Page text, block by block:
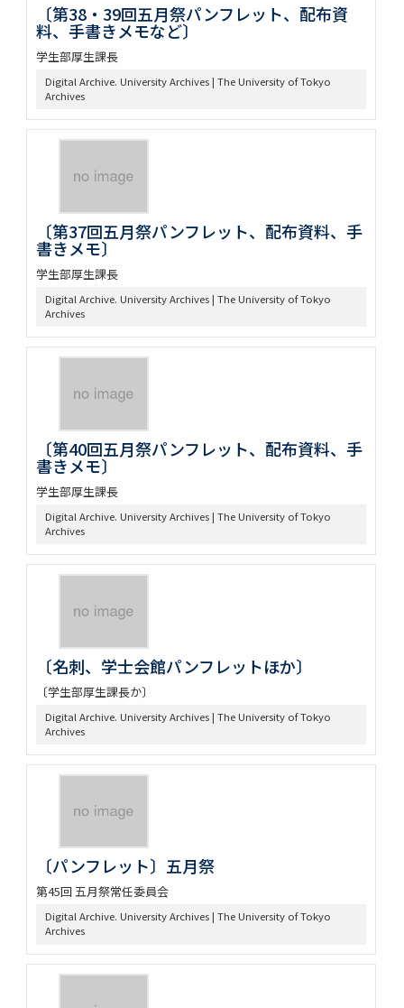
〔第38・39回五月祭パンフレット、配布資
料、手書きメモなど〕
学生部厚生課長
Digital Archive. University Archives | The University of Tokyo
Archives
〔第37回五月祭パンフレット、配布資料、手
書きメモ〕
学生部厚生課長
Digital Archive. University Archives | The University of Tokyo
Archives
〔第40回五月祭パンフレット、配布資料、手
書きメモ〕
学生部厚生課長
Digital Archive. University Archives | The University of Tokyo
Archives
〔名刺、学士会館パンフレットほか〕
〔学生部厚生課長か〕
Digital Archive. University Archives | The University of Tokyo
Archives
〔パンフレット〕五月祭
第45回 五月祭常任委員会
Digital Archive. University Archives | The University of Tokyo
Archives